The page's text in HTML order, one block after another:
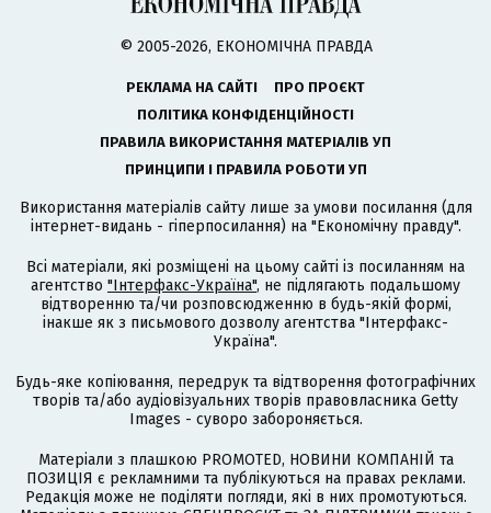
© 2005-2026, ЕКОНОМІЧНА ПРАВДА
РЕКЛАМА НА САЙТІ
ПРО ПРОЄКТ
ПОЛІТИКА КОНФІДЕНЦІЙНОСТІ
ПРАВИЛА ВИКОРИСТАННЯ МАТЕРІАЛІВ УП
ПРИНЦИПИ І ПРАВИЛА РОБОТИ УП
Використання матеріалів сайту лише за умови посилання (для
інтернет-видань - гіперпосилання) на "Економічну правду".
Всі матеріали, які розміщені на цьому сайті із посиланням на
агентство "Інтерфакс-Україна", не підлягають подальшому
відтворенню та/чи розповсюдженню в будь-якій формі,
інакше як з письмового дозволу агентства "Інтерфакс-
Україна".
Будь-яке копіювання, передрук та відтворення фотографічних
творів та/або аудіовізуальних творів правовласника Getty
Images - суворо забороняється.
Матеріали з плашкою PROMOTED, НОВИНИ КОМПАНІЙ та
ПОЗИЦІЯ є рекламними та публікуються на правах реклами.
Редакція може не поділяти погляди, які в них промотуються.